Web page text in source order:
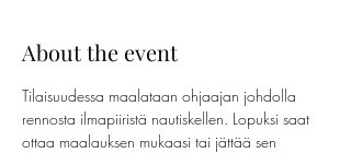
About the event
Tilaisuudessa maalataan ohjaajan johdolla
rennosta ilmapiiristä nautiskellen. Lopuksi saat
ottaa maalauksen mukaasi tai jättää sen